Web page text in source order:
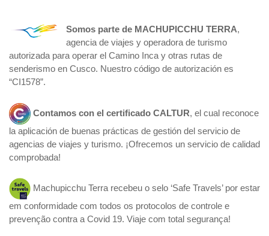
Somos parte de MACHUPICCHU TERRA,
agencia de viajes y operadora de turismo
autorizada para operar el Camino Inca y otras rutas de
senderismo en Cusco. Nuestro código de autorización es
“CI1578”.
Contamos con el certificado CALTUR, el cual reconoce
la aplicación de buenas prácticas de gestión del servicio de
agencias de viajes y turismo. ¡Ofrecemos un servicio de calidad
comprobada!
Machupicchu Terra recebeu o selo ‘Safe Travels’ por estar
em conformidade com todos os protocolos de controle e
prevenção contra a Covid 19. Viaje com total segurança!